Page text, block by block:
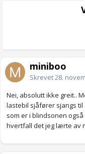
miniboo
Skrevet28.
Nei, absolutt ikke greit..
lastebil sjåfører sjangs
som er i blindsonen
hvertfall det jeg lærte av